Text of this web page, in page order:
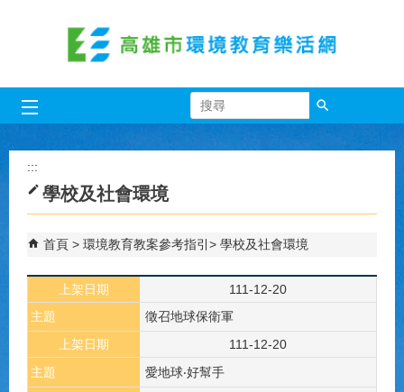
搜尋
:::
學校及社會環境
首頁 環境教育教案參考指引 學校及社會環境
上架日期
111-12-20
主題
徵召地球保衛軍
上架日期
111-12-20
主題
愛地球‧好幫手